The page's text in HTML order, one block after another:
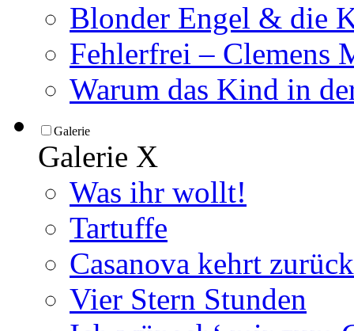
Blonder Engel & die
Fehlerfrei – Clemens
Warum das Kind in
Galerie
Galerie X
Was ihr wollt!
Tartuffe
Casanova kehrt zurück
Vier Stern Stunden